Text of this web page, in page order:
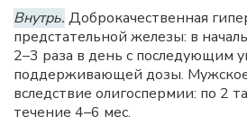
Внутрь. Доброкачественная
предстательной железы: в
2–3 раза в день с последующим
поддерживающей дозы.
вследствие олигоспермии: по 2
течение 4–6 мес.